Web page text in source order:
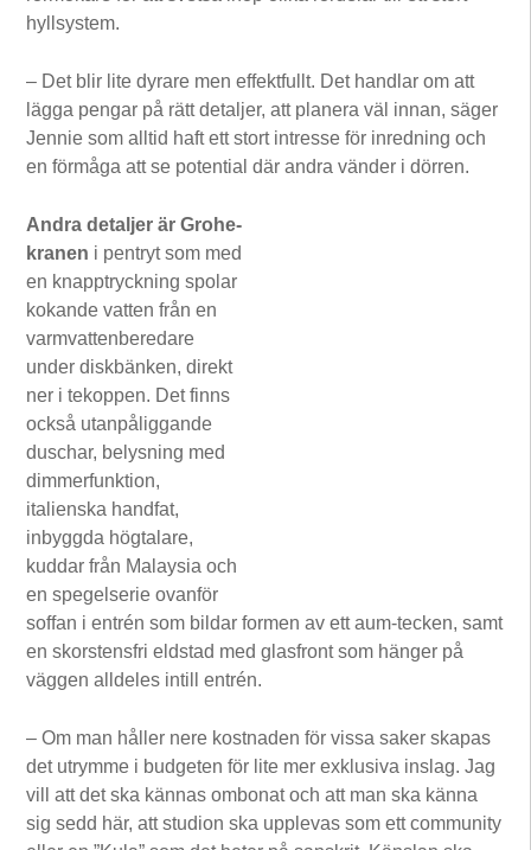
hyllsystem.
– Det blir lite dyrare men effektfullt. Det handlar om att
lägga pengar på rätt detaljer, att planera väl innan, säger
Jennie som alltid haft ett stort intresse för inredning och
en förmåga att se potential där andra vänder i dörren.
Andra detaljer är Grohe-
kranen i pentryt som med
en knapptryckning spolar
kokande vatten från en
varmvattenberedare
under diskbänken, direkt
ner i tekoppen. Det finns
också utanpåliggande
duschar, belysning med
dimmerfunktion,
italienska handfat,
inbyggda högtalare,
kuddar från Malaysia och
en spegelserie ovanför
soffan i entrén som bildar formen av ett aum-tecken, samt
en skorstensfri eldstad med glasfront som hänger på
väggen alldeles intill entrén.
– Om man håller nere kostnaden för vissa saker skapas
det utrymme i budgeten för lite mer exklusiva inslag. Jag
vill att det ska kännas ombonat och att man ska känna
sig sedd här, att studion ska upplevas som ett community